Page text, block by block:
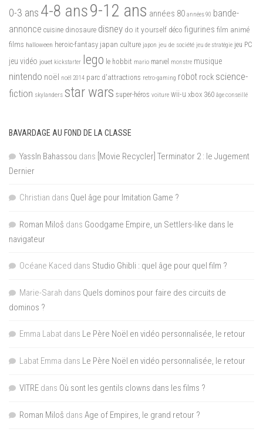
0-3 ans 4-8 ans9-12 ans années 80 années 90 bande-
annonce cuisine dinosaure disney do it yourself déco figurines film animé
films halloween heroic-fantasy japan culture japon jeu de société jeu de stratégie jeu PC
jeu vidéo jouet kickstarter lego le hobbit mario marvel monstre musique
nintendo noël noël 2014 parc d'attractions retro-gaming robot rock science-
fiction skylanders star wars super-héros voiture wii-u xbox 360 âge conseillé
BAVARDAGE AU FOND DE LA CLASSE
YassIn Bahassou dans [Movie Recycler] Terminator 2 : le Jugement
Dernier
Christian dans Quel âge pour Imitation Game ?
Roman Miloš dans Goodgame Empire, un Settlers-like dans le
navigateur
Océane Kaced dans Studio Ghibli : quel âge pour quel film ?
Marie-Sarah dans Quels dominos pour faire des circuits de
dominos ?
Emma Labat dans Le Père Noël en vidéo personnalisée, le retour
Labat Emma dans Le Père Noël en vidéo personnalisée, le retour
VITRE dans Où sont les gentils clowns dans les films ?
Roman Miloš dans Age of Empires, le grand retour ?